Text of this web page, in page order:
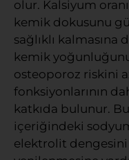
olur. Kalsiyum
kemik dokusunu
sağlıklı
kemik
osteoporoz riskini
fonksiyonlarının
katkıda bulunur.
içeriğindeki
elektrolit